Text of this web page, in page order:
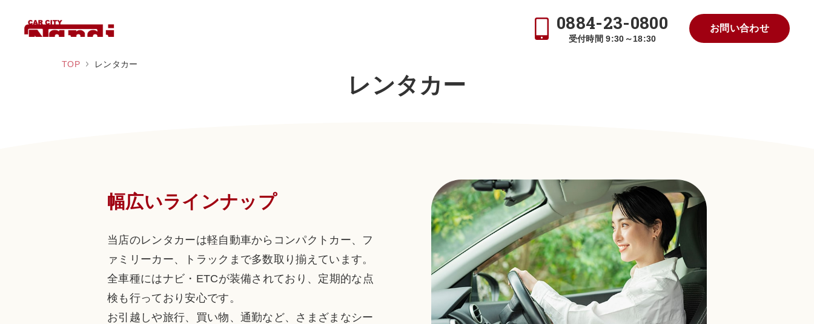
0884-23-0800
受付時間 9:30～18:30
お問い合わせ
TOP レンタカー
レンタカー
幅広いラインナップ
当店のレンタカーは軽自動車からコンパクトカー、フ
ァミリーカー、トラックまで多数取り揃えています。
全車種にはナビ・ETCが装備されており、定期的な点
検も行っており安心です。
お引越しや旅行、買い物、通勤など、さまざまなシー